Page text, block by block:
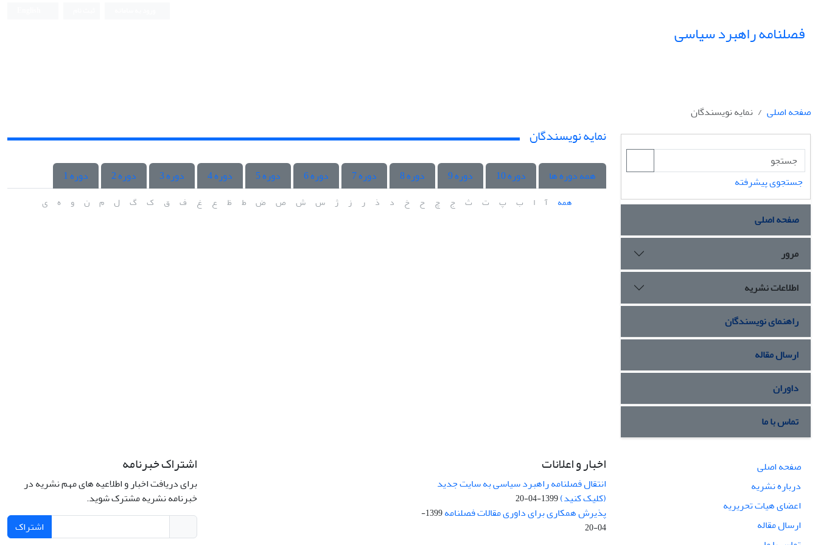
فصلنامه راهبرد سیاسی
صفحه اصلی نمایه نویسندگان
جستجوی پیشرفته
صفحه اصلی
مرور
اطلاعات نشریه
راهنمای نویسندگان
ارسال مقاله
داوران
تماس با ما
نمایه نویسندگان
همه دوره ها دوره 10 دوره 9 دوره 8 دوره 7 دوره 6 دوره 5 دوره 4 دوره 3 دوره 2 دوره 1
همه آ ا ب پ ت ث ج چ ح خ د ذ ر ز ژ س ش ص ض ط ظ ع غ ف ق ک گ ل م ن و ه ی
صفحه اصلی
درباره نشریه
اعضای هیات تحریریه
ارسال مقاله
اخبار و اعلانات
انتقال فصلنامه راهبرد سیاسی به سایت جدید
(کلیک کنید)1399-04-20
پذیرش همکاری برای داوری مقالات فصلنامه
1399-
04-20
اشتراک خبرنامه
برای دریافت اخبار و اطلاعیه های مهم نشریه در
خبرنامه نشریه مشترک شوید.
اشتراک